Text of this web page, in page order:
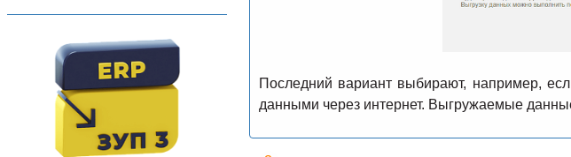
Последний вариант выбирают, например,
данными через интернет. Выгружаемые